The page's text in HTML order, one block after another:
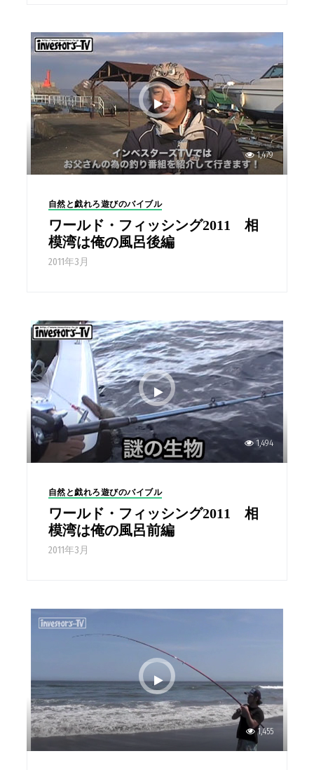
1,479
自然と戯れろ遊びのバイブル
ワールド・フィッシング2011 相
模湾は俺の風呂後編
2011年3月
1,494
自然と戯れろ遊びのバイブル
ワールド・フィッシング2011 相
模湾は俺の風呂前編
2011年3月
1,455